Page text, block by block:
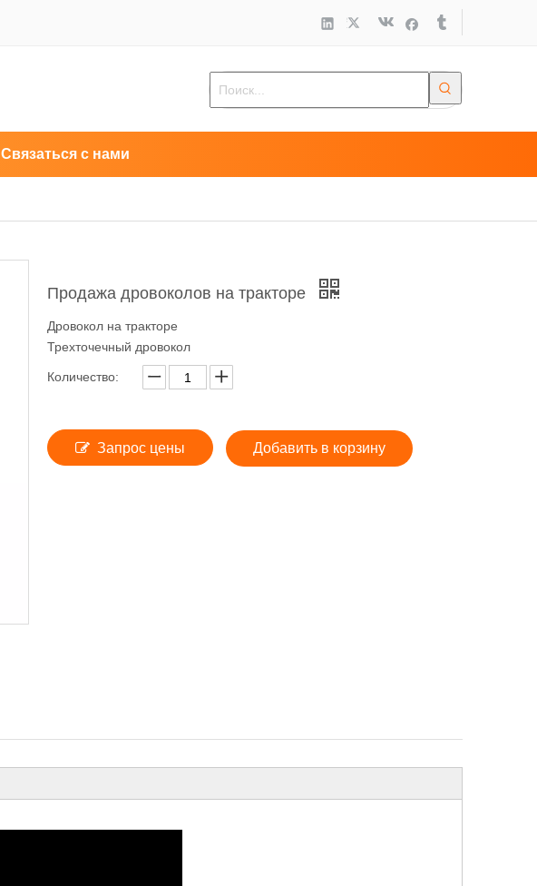
Связаться с нами
Продажа дровоколов на тракторе
Дровокол на тракторе
Трехточечный дровокол
Количество:
Запрос цены Добавить в корзину